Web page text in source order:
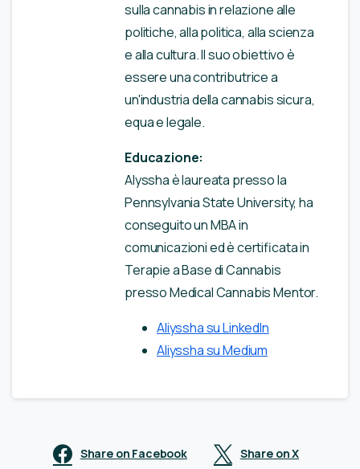
sulla cannabis in relazione alle
politiche, alla politica, alla scienza
e alla cultura. Il suo obiettivo è
essere una contributrice a
un'industria della cannabis sicura,
equa e legale.
Educazione:
Alyssha è laureata presso la
Pennsylvania State University, ha
conseguito un MBA in
comunicazioni ed è certificata in
Terapie a Base di Cannabis
presso Medical Cannabis Mentor.
Aliyssha su LinkedIn
Aliyssha su Medium
Share on Facebook Share on X